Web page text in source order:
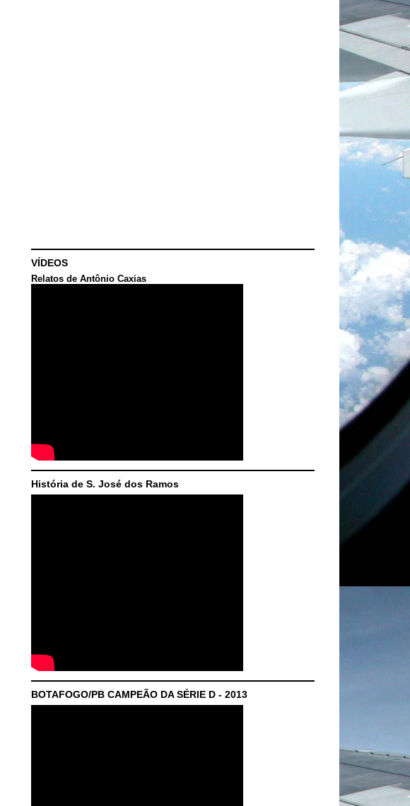
VÍDEOS
Relatos de Antônio Caxias
História de S. José dos Ramos
BOTAFOGO/PB CAMPEÃO DA SÉRIE D - 2013